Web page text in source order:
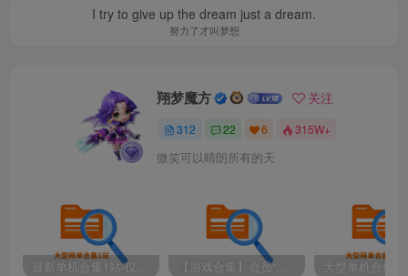
11、特色宝珠：能够改变某些技能形态的玩法。比如破
冰飞刃集中于一点，比如尼尔狙击越打越强，比如纯剑气剑
12、技能形态修改：剑魂二觉流心霸体修复，流心柔化
修改。鬼泣地面x不会射出冥炎，元素点燃修复4属性环绕标
志。 剑宗武器精通某些精通不增加攻击力bug修复。
I try to give up the dream just a dream.
努力了才叫梦想
翔梦魔方 关注
312 22 6 315W+
微笑可以晴朗所有的天
最新单机合集1站-仅本站用户可下载（直链满速下载） 【游戏合集】会员“知己”分享 1T网游单机大合集 某宝购买收集 带架设教程视频(部分免虚拟机一键端 )